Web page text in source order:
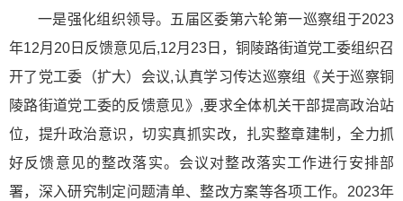
一是强化组织领导。五届区委第六轮第一巡察组于2023
年12月20日反馈意见后,12月23日，铜陵路街道党工委组织召
开了党工委（扩大）会议,认真学习传达巡察组《关于巡察铜
陵路街道党工委的反馈意见》,要求全体机关干部提高政治站
位，提升政治意识，切实真抓实改，扎实整章建制，全力抓
好反馈意见的整改落实。会议对整改落实工作进行安排部
署，深入研究制定问题清单、整改方案等各项工作。2023年